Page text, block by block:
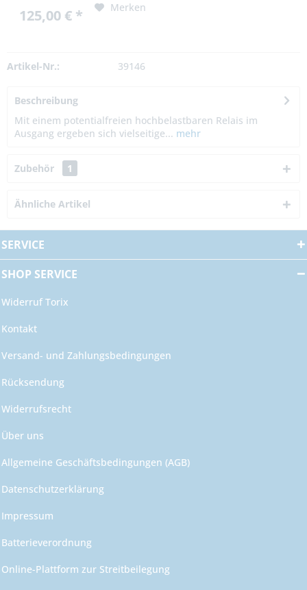
125,00 € * Merken
Artikel-Nr.: 39146
Beschreibung
Mit einem potentialfreien hochbelastbaren Relais im
Ausgang ergeben sich vielseitige... mehr
Zubehör 1
Ähnliche Artikel
SERVICE
SHOP SERVICE
Widerruf Torix
Kontakt
Versand- und Zahlungsbedingungen
Rücksendung
Widerrufsrecht
Über uns
Allgemeine Geschäftsbedingungen (AGB)
Datenschutzerklärung
Impressum
Batterieverordnung
Online-Plattform zur Streitbeilegung